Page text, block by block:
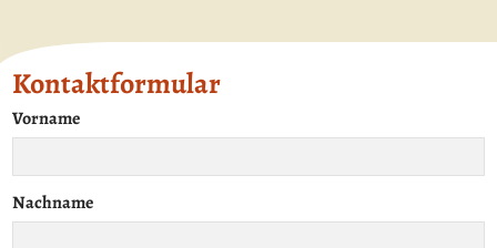
Kontaktformular
Vorname
Nachname